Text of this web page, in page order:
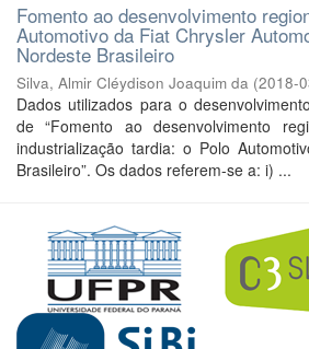
Fomento ao desenvolvimento
Automotivo da Fiat Chrysler
Nordeste Brasileiro
Silva, Almir Cléydison Joaquim da (2018-
Dados utilizados para o
de “Fomento ao desenvolvimento
industrialização tardia: o Polo
Brasileiro”. Os dados referem-se a: i) ...